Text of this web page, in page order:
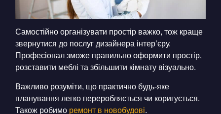
Самостійно організувати простір важко, тож краще
звернутися до послуг дизайнера інтер’єру.
Професіонал зможе правильно оформити простір,
розставити меблі та збільшити кімнату візуально.
Важливо розуміти, що практично будь-яке
планування легко переробляється чи коригується.
Також робимо ремонт в новобудові.